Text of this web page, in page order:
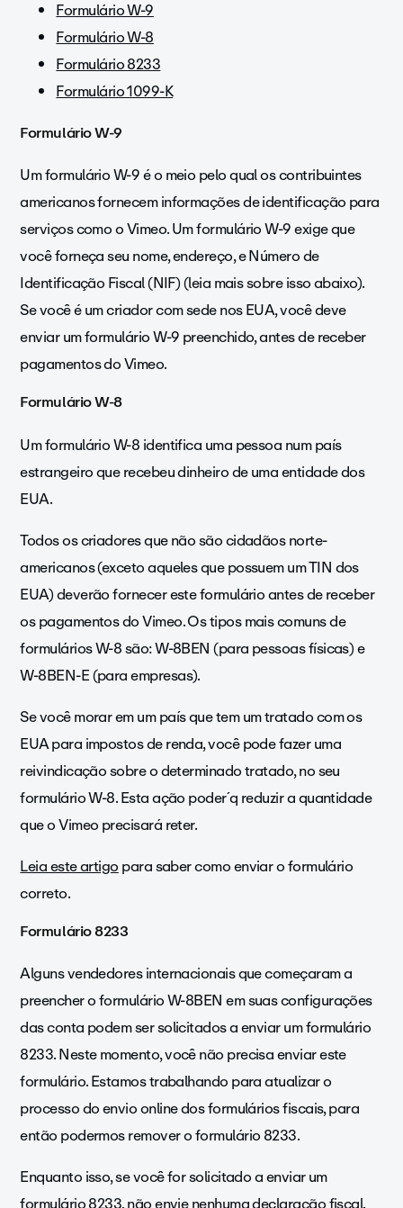
Formulário W-9
Formulário W-8
Formulário 8233
Formulário 1099-K
Formulário W-9
Um formulário W-9 é o meio pelo qual os contribuintes
americanos fornecem informações de identificação para
serviços como o Vimeo. Um formulário W-9 exige que
você forneça seu nome, endereço, e Número de
Identificação Fiscal (NIF) (leia mais sobre isso abaixo).
Se você é um criador com sede nos EUA, você deve
enviar um formulário W-9 preenchido, antes de receber
pagamentos do Vimeo.
Formulário W-8
Um formulário W-8 identifica uma pessoa num país
estrangeiro que recebeu dinheiro de uma entidade dos
EUA.
Todos os criadores que não são cidadãos norte-
americanos (exceto aqueles que possuem um TIN dos
EUA) deverão fornecer este formulário antes de receber
os pagamentos do Vimeo. Os tipos mais comuns de
formulários W-8 são: W-8BEN (para pessoas físicas) e
W-8BEN-E (para empresas).
Se você morar em um país que tem um tratado com os
EUA para impostos de renda, você pode fazer uma
reivindicação sobre o determinado tratado, no seu
formulário W-8. Esta ação poder´q reduzir a quantidade
que o Vimeo precisará reter.
Leia este artigopara saber como enviar o formulário
correto.
Formulário 8233
Alguns vendedores internacionais que começaram a
preencher o formulário W-8BEN em suas configurações
das conta podem ser solicitados a enviar um formulário
8233. Neste momento, você não precisa enviar este
formulário. Estamos trabalhando para atualizar o
processo do envio online dos formulários fiscais, para
então podermos remover o formulário 8233.
Enquanto isso, se você for solicitado a enviar um